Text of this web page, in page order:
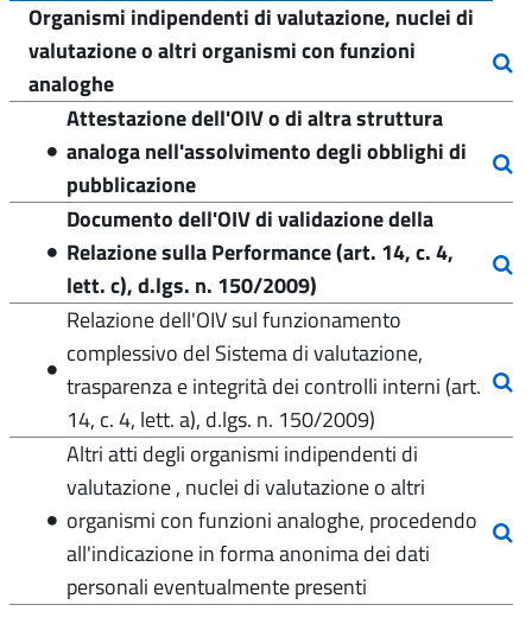
Organismi indipendenti di valutazione, nuclei di
valutazione o altri organismi con funzioni
analoghe
Attestazione dell'OIV o di altra struttura
analoga nell'assolvimento degli obblighi di
pubblicazione
Documento dell'OIV di validazione della
Relazione sulla Performance (art. 14, c. 4,
lett. c), d.lgs. n. 150/2009)
Relazione dell'OIV sul funzionamento
complessivo del Sistema di valutazione,
trasparenza e integrità dei controlli interni (art.
14, c. 4, lett. a), d.lgs. n. 150/2009)
Altri atti degli organismi indipendenti di
valutazione , nuclei di valutazione o altri
organismi con funzioni analoghe, procedendo
all'indicazione in forma anonima dei dati
personali eventualmente presenti